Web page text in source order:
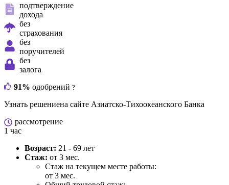
подтверждение
дохода
без
страхования
без
поручителей
без
залога
91% одобрений ?
Узнать решениена сайте Азиатско-Тихоокеанского Банка
рассмотрение
1 час
Возраст: 21 - 69 лет
Стаж: от 3 мес.
Стаж на текущем месте работы:
от 3 мес.